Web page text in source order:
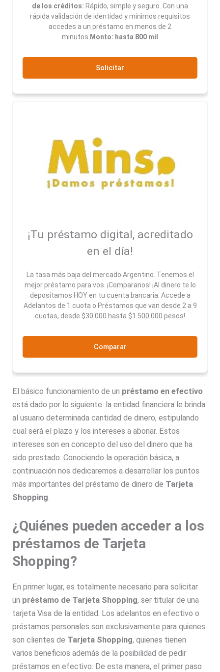
de los créditos: Rápido, simple y seguro. Con una
rápida validación de identidad y mínimos requisitos
accedes a un préstamo en menos de 2
minutos. Monto: hasta 800 mil
Solicitar
¡Tu préstamo digital, acreditado
en el día!
La tasa más baja del mercado Argentino. Tenemos el
mejor préstamo para vos. ¡Comparanos! ¡Al dinero te lo
depositamos HOY en tu cuenta bancaria. Accede a
Adelantos de 1 cuota o Préstamos que van desde 2 a 9
cuotas, desde $30.000 hasta $1.500.000 pesos!
Comparar
El básico funcionamiento de un préstamo en efectivo
está dado por lo siguiente: la entidad financiera le brinda
al usuario determinada cantidad de dinero, estipulando
cual será el plazo y los intereses a abonar. Estos
intereses son en concepto del uso del dinero que ha
sido prestado. Conociendo la operación básica, a
continuación nos dedicaremos a desarrollar los puntos
más importantes del préstamo de dinero de Tarjeta
Shopping.
¿Quiénes pueden acceder a los
préstamos de Tarjeta
Shopping?
En primer lugar, es totalmente necesario para solicitar
un préstamo de Tarjeta Shopping, ser titular de una
tarjeta Visa de la entidad. Los adelantos en efectivo o
préstamos personales son exclusivamente para quienes
son clientes de Tarjeta Shopping, quienes tienen
varios beneficios además de la posibilidad de pedir
préstamos en efectivo. De esta manera, el primer paso